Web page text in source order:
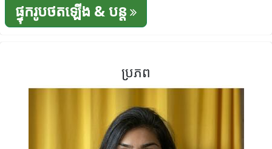
ផ្ទុករូបថតឡើង & បន្ត
ប្រភព